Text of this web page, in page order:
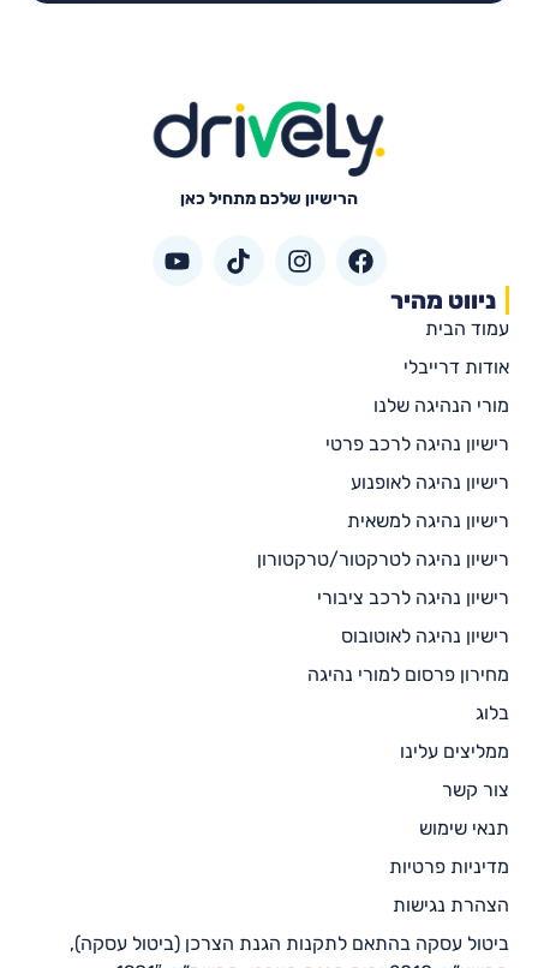
הרישיון שלכם מתחיל כאן
ניווט מהיר
עמוד הבית
אודות דרייבלי
מורי הנהיגה שלנו
רישיון נהיגה לרכב פרטי
רישיון נהיגה לאופנוע
רישיון נהיגה למשאית
רישיון נהיגה לטרקטור/טרקטורון
רישיון נהיגה לרכב ציבורי
רישיון נהיגה לאוטובוס
מחירון פרסום למורי נהיגה
בלוג
ממליצים עלינו
צור קשר
תנאי שימוש
מדיניות פרטיות
הצהרת נגישות
ביטול עסקה בהתאם לתקנות הגנת הצרכן (ביטול עסקה),